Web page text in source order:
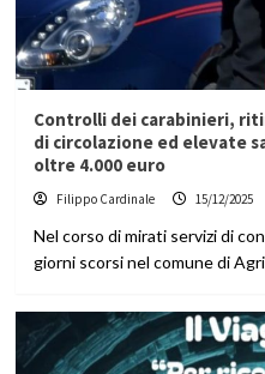
Controlli dei carabinieri,
di circolazione ed elevate
oltre 4.000 euro
Filippo Cardinale 15/12/2025
Nel corso di mirati servizi di
giorni scorsi nel comune di